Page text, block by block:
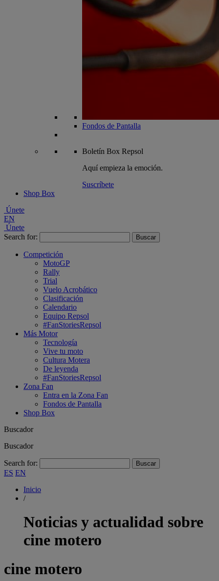
Fondos de Pantalla
Boletín Box Repsol
Aquí empieza la emoción.
Suscríbete
Shop Box
Únete
EN
Únete
Search for:
Competición
MotoGP
Rally
Trial
Vuelo Acrobático
Clasificación
Calendario
Equipo Repsol
#FanStoriesRepsol
Más Motor
Tecnología
Vive tu moto
Cultura Motera
De leyenda
#FanStoriesRepsol
Zona Fan
Entra en la Zona Fan
Fondos de Pantalla
Shop Box
Buscador
Buscador
Search for:
ES EN
Inicio
/
Noticias y actualidad sobre
cine motero
cine motero